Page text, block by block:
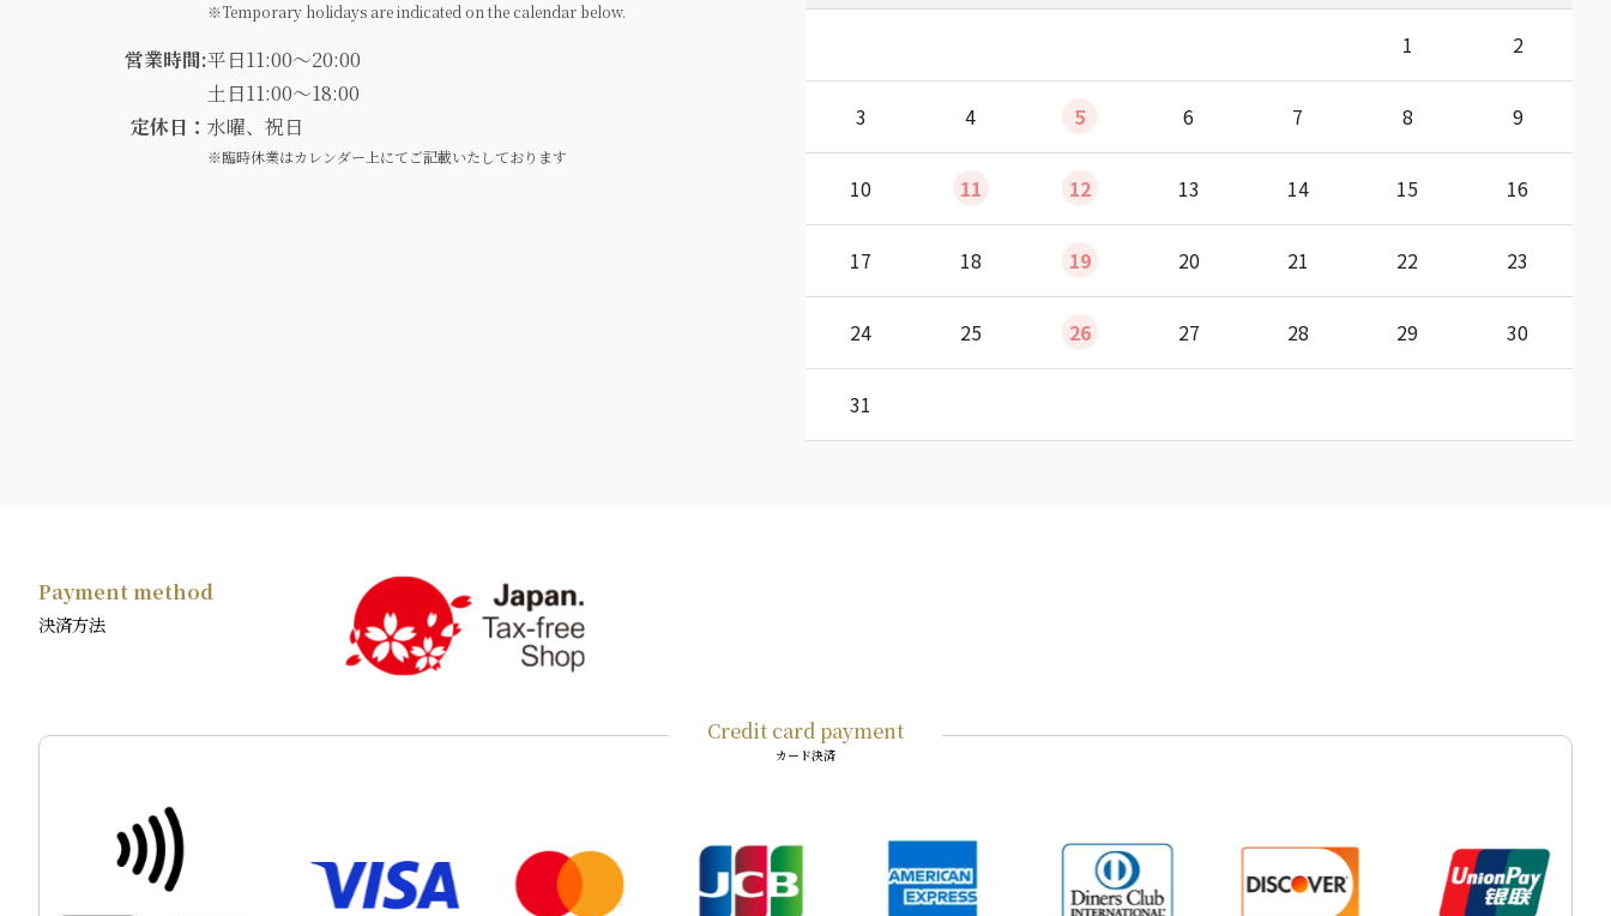
※Temporary holidays are indicated on the calendar below.
営業時間:平日11:00～20:00
土日11:00～18:00
定休日： 水曜、祝日
※臨時休業はカレンダー上にてご記載いたしております
1 2
3 4 5 6 7 8 9
10 11 12 13 14 15 16
17 18 19 20 21 22 23
24 25 26 27 28 29 30
31
Payment method
決済方法
Credit card payment
カード決済